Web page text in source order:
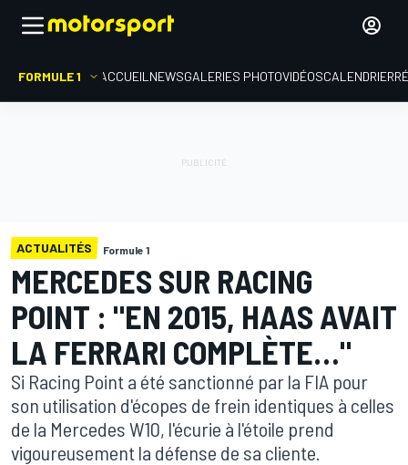
FORMULE 1 ACCUEIL NEWSGALERIES PHOTOVIDÉOSCALENDRIER
ACTUALITÉS Formule 1
MERCEDES SUR RACING
POINT : "EN 2015, HAAS AVAIT
LA FERRARI COMPLÈTE…"
Si Racing Point a été sanctionné par la FIA pour
son utilisation d'écopes de frein identiques à celles
de la Mercedes W10, l'écurie à l'étoile prend
vigoureusement la défense de sa cliente.